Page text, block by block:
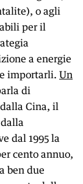
o agli
per il
a energie
importarli. Un
di
Cina, il
dal 1995 la
cento annuo,
ben due